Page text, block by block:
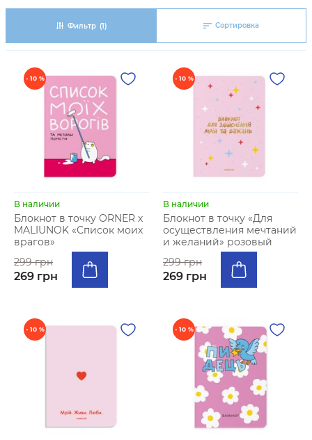
Фильтр (1) Сортировка
- 10 %
В наличии
Блокнот в точку ORNER х
MALIUNOK «Список моих
врагов»
299 грн
269 грн
- 10 %
В наличии
Блокнот в точку «Для
осуществления мечтаний
и желаний» розовый
299 грн
269 грн
- 10 % - 10 %